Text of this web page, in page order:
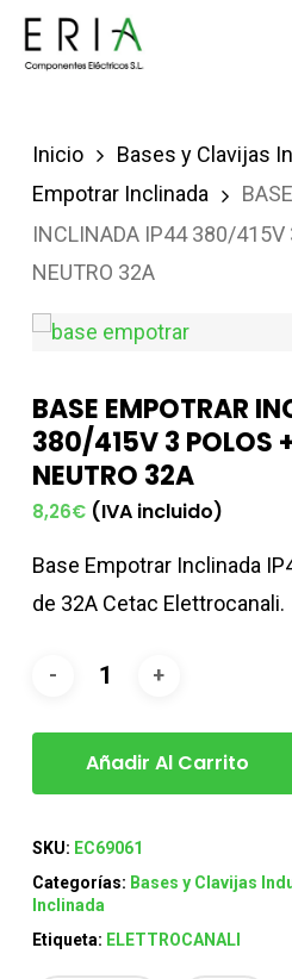
Saltar
Inicio Bases y Clavijas
Empotrar Inclinada
INCLINADA IP44 380/415V
NEUTRO 32A
BASE EMPOTRAR
380/415V 3 POLOS
NEUTRO 32A
8,26€ (IVA incluido)
Base Empotrar Inclinada
de 32A Cetac Elettrocanali.
Añadir Al Carrito
SKU: EC69061
Categorías: Bases y Clavijas
Inclinada
Etiqueta: ELETTROCANALI